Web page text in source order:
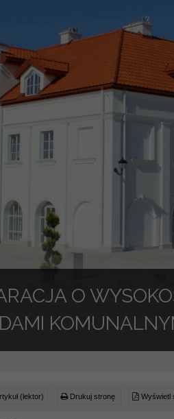
O
(lektor) Drukuj stronę Wyświetl